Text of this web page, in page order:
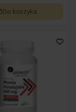
Do koszyka